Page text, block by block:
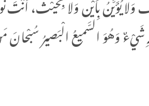
وَهُوَ السَّمیعُ الْبَصیرُ سُبْحانَ